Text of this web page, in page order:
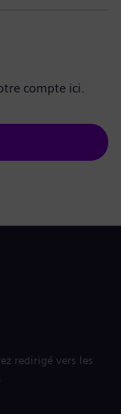
compte ici.
redirigé vers les